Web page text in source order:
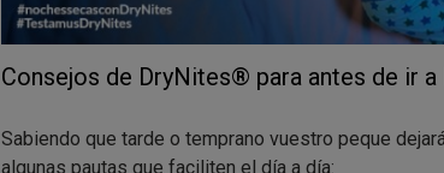
Consejos de DryNites® para antes de ir a
Sabiendo que tarde o temprano vuestro peque
algunas pautas que faciliten el día a día: